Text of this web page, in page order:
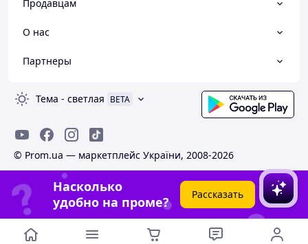
Продавцам
О нас
Партнеры
Тема - светлая BETA
© Prom.ua — маркетплейс України, 2008-2026
Насколько
удобно на проме?
Рассказать